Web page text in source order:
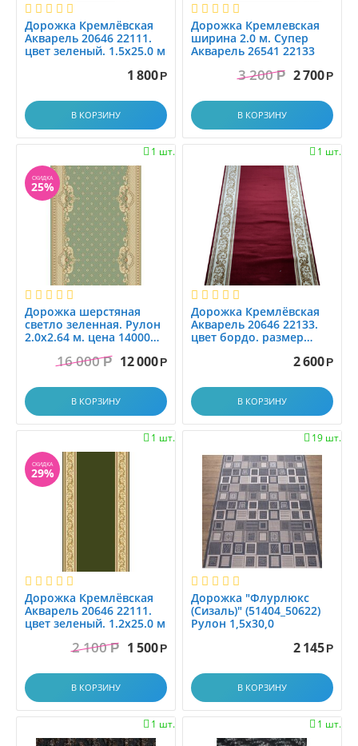
1.5x25.0
1.5x3.0
1.5x3.5
1.5x4.5
1.5x5.0
1.5x5.5
1.6x9.1
1.8
2.0x2.4
2.0x25.0
2.0x30.0
2.0x9.0
2x4.5
2x9
Форма
Основные цвета
Гладкий
Тип ворса: Разрезной
Циновка
СБРОСИТЬ
Распродажа
Дорожка Кремлёвская
Акварель 20646 22111.
цвет зеленый. 1.5x25.0 м
1 800 Р
В КОРЗИНУ
Дорожка Кремлевская
ширина 2.0 м. Супер
Акварель 26541 22133
3 200 Р 2 700 Р
В КОРЗИНУ
1 шт.

СКИДКА
25%
Дорожка шерстяная
светло зеленная. Рулон
2.0x2.64 м. цена 14000
16 000 Р 12 000 Р
В КОРЗИНУ
1 шт.

Дорожка Кремлёвская
Акварель 20646 22133.
цвет бордо. размер
2 600 Р
В КОРЗИНУ
1 шт.

СКИДКА
29%
Дорожка Кремлёвская
Акварель 20646 22111.
цвет зеленый. 1.2x25.0 м
2 100 Р 1 500 Р
В КОРЗИНУ
19 шт.

Дорожка "Флурлюкс
(Сизаль)" (51404_50622)
Рулон 1,5х30,0
2 145 Р
В КОРЗИНУ
1 шт.
 1 шт.
